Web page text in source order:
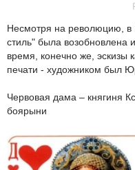
Несмотря на революцию, в
стиль" была возобновлена
время, конечно же, эскизы
печати - художником был
Червовая дама – княгиня
боярыни